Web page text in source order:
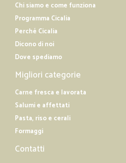
Chi siamo e come funziona
Programma Cicalia
Perché Cicalia
Dicono di noi
Dove spediamo
Migliori categorie
Carne fresca e lavorata
Salumi e affettati
Pasta, riso e cerali
Formaggi
Contatti